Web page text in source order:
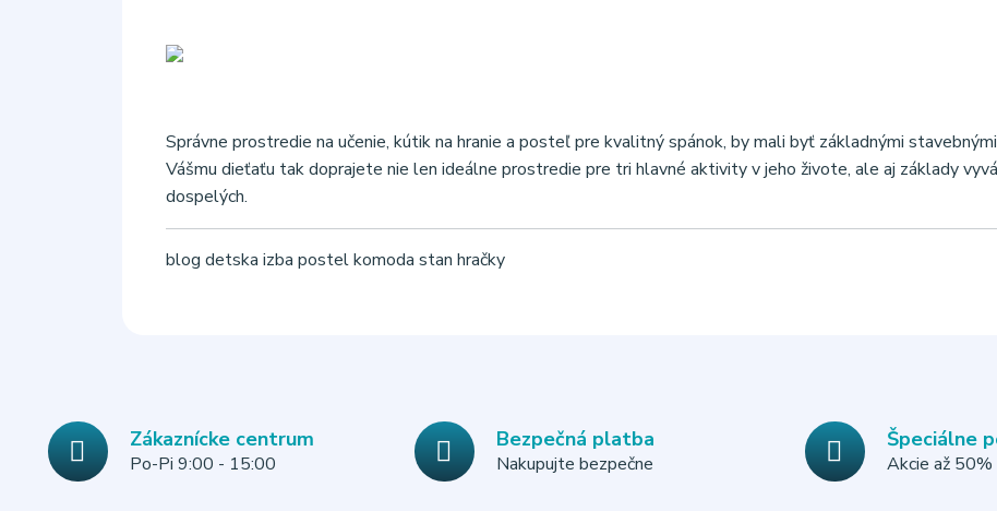
Správne prostredie na učenie, kútik na hranie a posteľ pre kvalitný spánok, by mali byť základnými
Vášmu dieťaťu tak doprajete nie len ideálne prostredie pre tri hlavné aktivity v jeho živote, ale aj základy
dospelých.
blog detska izba postelkomoda stan hračky
Zákaznícke centrum
Po-Pi 9:00 - 15:00
Bezpečná platba
Nakupujte bezpečne
Špeciálne
Akcie až 50%